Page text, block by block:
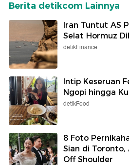
Berita detikcom Lainnya
Iran Tuntut AS
Selat Hormuz
detikFinance
Intip Keseruan
Ngopi hingga
detikFood
8 Foto
Sian di Toronto,
Off Shoulder